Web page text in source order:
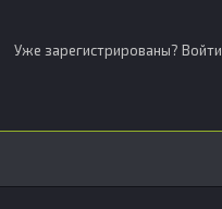
Уже зарегистрированы? Войти